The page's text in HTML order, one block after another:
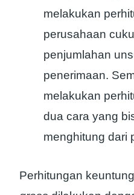
melakukan
perusahaan
penjumlahan
penerimaan.
melakukan
dua cara yang
menghitung dari
Perhitungan